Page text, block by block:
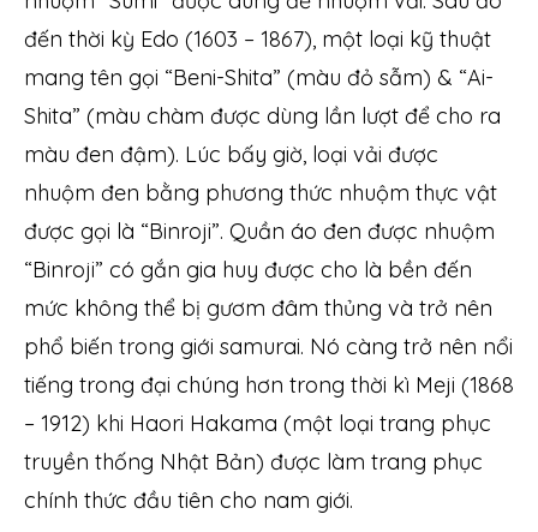
đến thời kỳ Edo (1603 – 1867), một loại kỹ thuật
mang tên gọi “Beni-Shita” (màu đỏ sẫm) & “Ai-
Shita” (màu chàm được dùng lần lượt để cho ra
màu đen đậm). Lúc bấy giờ, loại vải được
nhuộm đen bằng phương thức nhuộm thực vật
được gọi là “Binroji”. Quần áo đen được nhuộm
“Binroji” có gắn gia huy được cho là bền đến
mức không thể bị gươm đâm thủng và trở nên
phổ biến trong giới samurai. Nó càng trở nên nổi
tiếng trong đại chúng hơn trong thời kì Meji (1868
– 1912) khi Haori Hakama (một loại trang phục
truyền thống Nhật Bản) được làm trang phục
chính thức đầu tiên cho nam giới.